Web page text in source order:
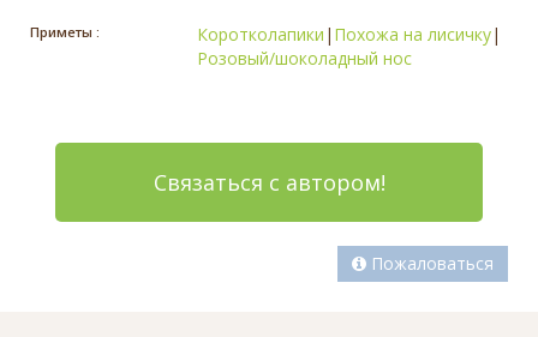
Приметы : Коротколапики | Похожа на лисичку|
Розовый/шоколадный нос
Связаться с автором!
Пожаловаться